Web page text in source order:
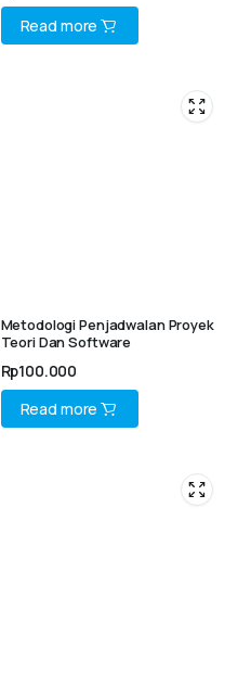
Read more
Metodologi Penjadwalan Proyek
Teori Dan Software
Rp100.000
Read more